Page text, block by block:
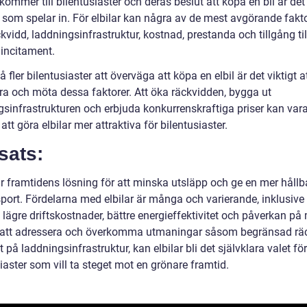
spelar in. För elbilar kan några av de mest avgörande
laddningsinfrastruktur, kostnad, prestanda och tillgång
fler bilentusiaster att överväga att köpa en elbil är det viktigt
och möta dessa faktorer. Att öka räckvidden, bygga ut
och erbjuda konkurrenskraftiga priser kan
göra elbilar mer attraktiva för bilentusiaster.
framtidens lösning för att minska utsläpp och ge en mer
Fördelarna med elbilar är många och varierande,
driftskostnader, bättre energieffektivitet och påverkan på
adressera och överkomma utmaningar såsom begränsad
på laddningsinfrastruktur, kan elbilar bli det självklara valet för
som vill ta steget mot en grönare framtid.